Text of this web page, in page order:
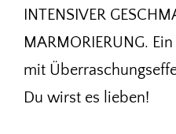
INTENSIVER
MARMORIERUNG.
mit
Du wirst es lieben!